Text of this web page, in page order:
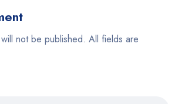
not be published. All fields are